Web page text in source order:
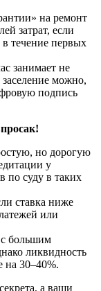
на ремонт
затрат, если
течение первых
занимает не
можно,
подпись
но дорогую
у
по суду в таких
ставка ниже
или
большим
ликвидность
на 30–40%.
а ваши